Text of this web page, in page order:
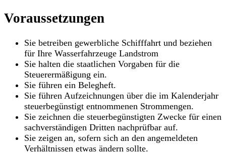
Voraussetzungen
Sie betreiben gewerbliche Schifffahrt und beziehen
für Ihre Wasserfahrzeuge Landstrom
Sie halten die staatlichen Vorgaben für die
Steuerermäßigung ein.
Sie führen ein Belegheft.
Sie führen Aufzeichnungen über die im Kalenderjahr
steuerbegünstigt entnommenen Strommengen.
Sie zeichnen die steuerbegünstigten Zwecke für einen
sachverständigen Dritten nachprüfbar auf.
Sie zeigen an, sofern sich an den angemeldeten
Verhältnissen etwas ändern sollte.